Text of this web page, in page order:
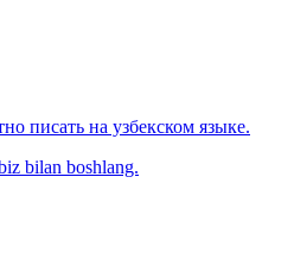
писать на узбекском языке.
bilan boshlang.